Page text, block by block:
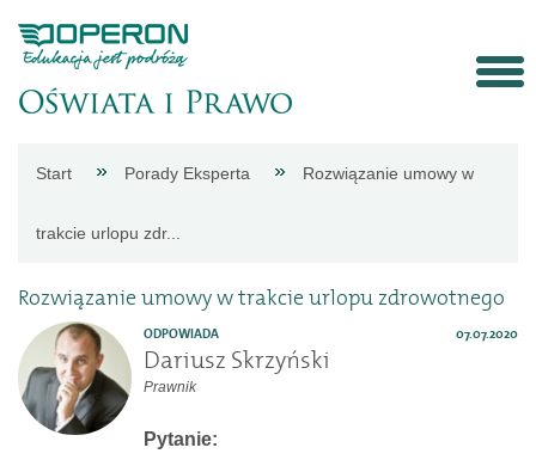
Porady
eksperta
Start Porady Eksperta Rozwiązanie umowy w
trakcie urlopu zdr...
Rozwiązanie umowy w trakcie urlopu zdrowotnego
ODPOWIADA 07.07.2020
Dariusz Skrzyński
Prawnik
Pytanie: